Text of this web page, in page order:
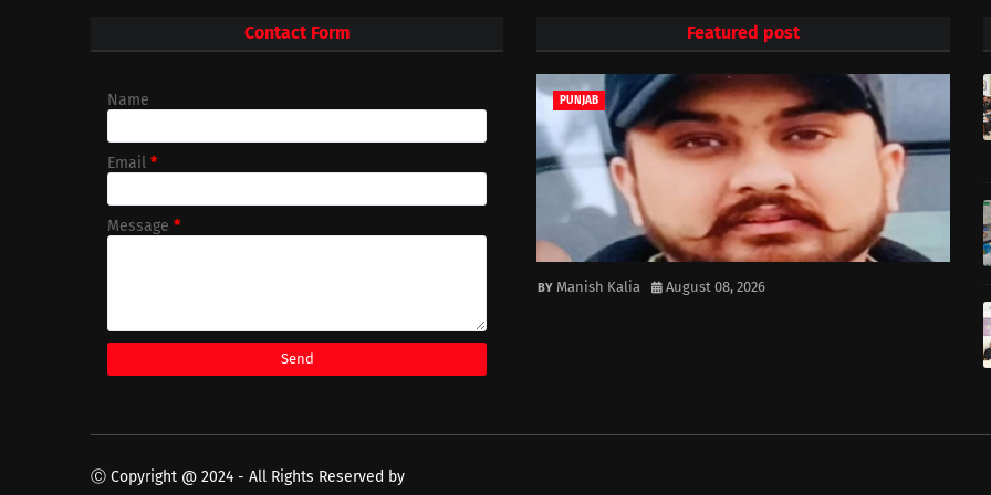
Contact Form
Name
Email *
Message *
Featured post
PUNJAB
Manish Kalia August 08, 2026
Ⓒ Copyright @ 2024 - All Rights Reserved by